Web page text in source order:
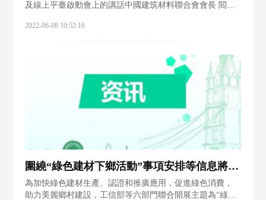
及線上平臺啟動會上的講話中國建筑材料聯合會會長 閻曉
我代表中國建筑材料聯合會，代表綠色建材下鄉活動推進
2022-06-08 10:52:16
圍繞“綠色建材下鄉活動”事項安排等信息將于6月6日發布
為加快綠色建材生產、認證和推廣應用，促進綠色消費，
助力美麗鄉村建設，工信部等六部門聯合開展主題為“綠色